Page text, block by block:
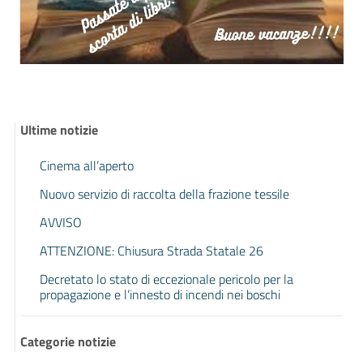
Ultime notizie
Cinema all’aperto
Nuovo servizio di raccolta della frazione tessile
AVVISO
ATTENZIONE: Chiusura Strada Statale 26
Decretato lo stato di eccezionale pericolo per la
propagazione e l’innesto di incendi nei boschi
Categorie notizie